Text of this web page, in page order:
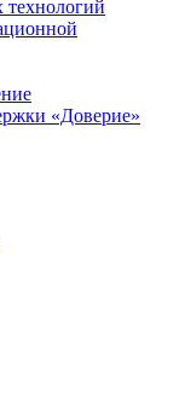
«Доверие»